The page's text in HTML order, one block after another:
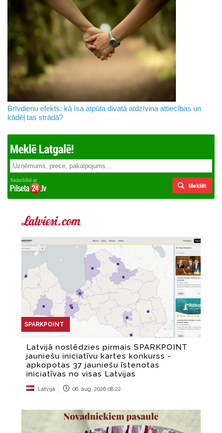
Brīvdienu efekts: kā īsa atpūta divatā atdzīvina attiecības un
kādēļ tas strādā?